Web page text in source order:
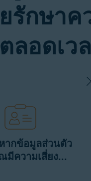
รักษา
อดเว
ากข้อมูลส่วนตัว
มีความเสี่ยง...